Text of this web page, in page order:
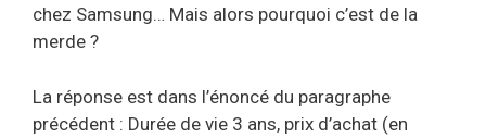
chez Samsung… Mais alors pourquoi c’est de la
merde ?
La réponse est dans l’énoncé du paragraphe
précédent : Durée de vie 3 ans, prix d’achat (en